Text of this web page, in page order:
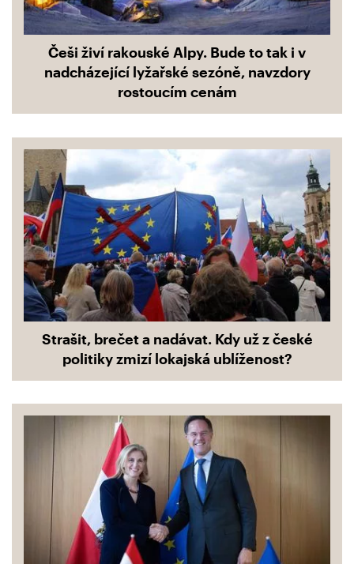
Češi živí rakouské Alpy. Bude to tak i v
nadcházející lyžařské sezóně, navzdory
rostoucím cenám
Strašit, brečet a nadávat. Kdy už z české
politiky zmizí lokajská ublíženost?